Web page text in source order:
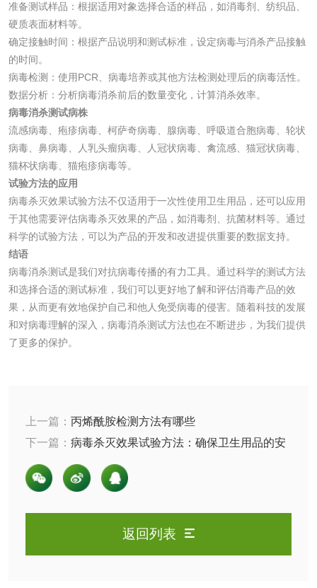
准备测试样品：根据适用对象选择合适的样品，如消毒剂、纺织品、
硬质表面材料等。
确定接触时间：根据产品说明和测试标准，设定病毒与消杀产品接触
的时间。
病毒检测：使用PCR、病毒培养或其他方法检测处理后的病毒活性。
数据分析：分析病毒消杀前后的数量变化，计算消杀效率。
病毒消杀测试病株
流感病毒、疱疹病毒、柯萨奇病毒、腺病毒、呼吸道合胞病毒、轮状
病毒、鼻病毒、人乳头瘤病毒、人冠状病毒、禽流感、猫冠状病毒、
猫杯状病毒、猫疱疹病毒等。
试验方法的应用
病毒杀灭效果试验方法不仅适用于一次性使用卫生用品，还可以应用
于其他需要评估病毒杀灭效果的产品，如消毒剂、抗菌材料等。通过
科学的试验方法，可以为产品的开发和改进提供重要的数据支持。
结语
病毒消杀测试是我们对抗病毒传播的有力工具。通过科学的测试方法
和选择合适的测试标准，我们可以更好地了解和评估消毒产品的效
果，从而更有效地保护自己和他人免受病毒的侵害。随着科技的发展
和对病毒理解的深入，病毒消杀测试方法也在不断进步，为我们提供
了更多的保护。
上一篇： 丙烯酰胺检测方法有哪些
下一篇： 病毒杀灭效果试验方法：确保卫生用品的安
全性
返回列表
活性炭
活性炭检测 煤质颗粒活性炭检
测
电厂水处理活性炭
木质净水用活性炭
农药肥料
化肥检测 微生物菌剂检测
化工试剂
乳酸钠检测